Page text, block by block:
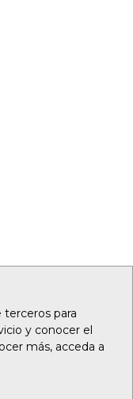
terceros para
y conocer el
más, acceda a